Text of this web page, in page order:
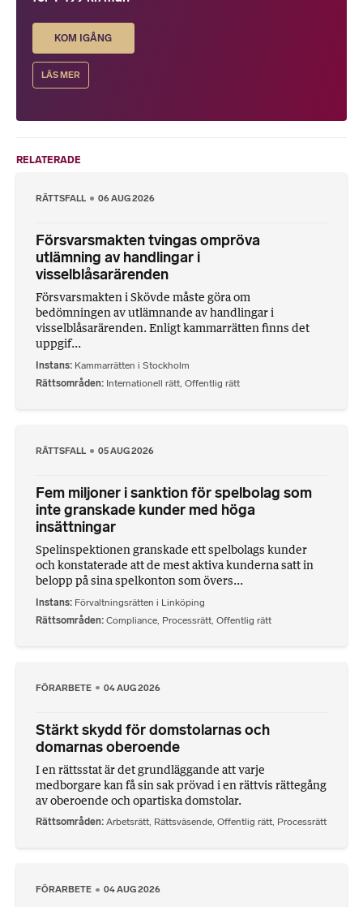
KOM IGÅNG
LÄS MER
RELATERADE
RÄTTSFALL 06 AUG 2026
Försvarsmakten tvingas ompröva
utlämning av handlingar i
visselblåsarärenden
Försvarsmakten i Skövde måste göra om
bedömningen av utlämnande av handlingar i
visselblåsarärenden. Enligt kammarrätten finns det
uppgif...
Instans Kammarrätten i Stockholm
Rättsområden Internationell rätt Offentlig rätt
RÄTTSFALL 05 AUG 2026
Fem miljoner i sanktion för spelbolag som
inte granskade kunder med höga
insättningar
Spelinspektionen granskade ett spelbolags kunder
och konstaterade att de mest aktiva kunderna satt in
belopp på sina spelkonton som övers...
Instans Förvaltningsrätten i Linköping
Rättsområden Compliance Processrätt Offentlig rätt
FÖRARBETE 04 AUG 2026
Stärkt skydd för domstolarnas och
domarnas oberoende
I en rättsstat är det grundläggande att varje
medborgare kan få sin sak prövad i en rättvis rättegång
av oberoende och opartiska domstolar.
Rättsområden Arbetsrätt, Rättsväsende, Offentlig rätt, Processrätt
FÖRARBETE 04 AUG 2026